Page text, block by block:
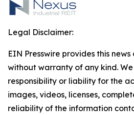
Legal Disclaimer:
EIN Presswire provides this
without warranty of any kind.
responsibility or liability for the
images, videos, licenses,
reliability of the information